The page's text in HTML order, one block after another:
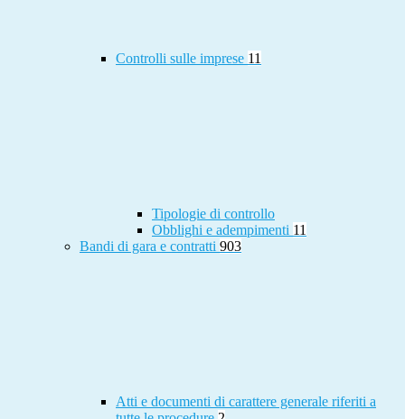
Controlli sulle imprese 11
Tipologie di controllo
Obblighi e adempimenti 11
Bandi di gara e contratti 903
Atti e documenti di carattere generale riferiti a